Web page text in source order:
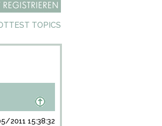
TOPICS
2011 15:38:32